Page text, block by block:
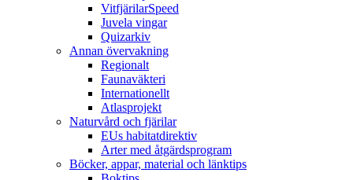
VitfjärilarSpeed
Juvela vingar
Quizarkiv
Annan övervakning
Regionalt
Faunaväkteri
Internationellt
Atlasprojekt
Naturvård och fjärilar
EUs habitatdirektiv
Arter med åtgärdsprogram
Böcker, appar, material och länktips